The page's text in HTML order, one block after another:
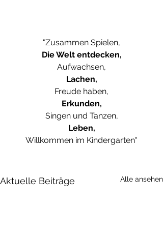
"Zusammen Spielen,
Die Welt entdecken,
Aufwachsen,
Lachen,
Freude haben,
Erkunden,
Singen und Tanzen,
Leben,
Willkommen im Kindergarten"
Aktuelle Beiträge Alle ansehen